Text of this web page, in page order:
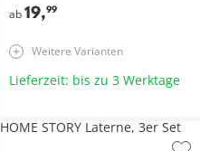
ab 19,99
Weitere Varianten
Lieferzeit: bis zu 3 Werktage
HOME STORY Laterne, 3er Set